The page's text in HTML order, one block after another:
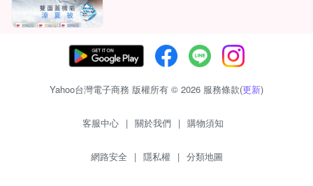
Yahoo台灣電子商務 版權所有 © 2026 服務條款(更新)
客服中心 | 關於我們 | 購物須知
網路安全 | 隱私權 | 分類地圖